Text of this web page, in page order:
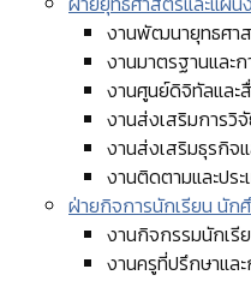
งานพัฒนายุทธศา
งานมาตรฐานและ
งานศูนย์ดิจิทัลและ
งานส่งเสริมการวิ
งานส่งเสริมธุรกิจ
งานติดตามและปร
ฝ่ายกิจการนักเรียน นัก
งานกิจกรรมนักเรี
งานครูที่ปรึกษาและ